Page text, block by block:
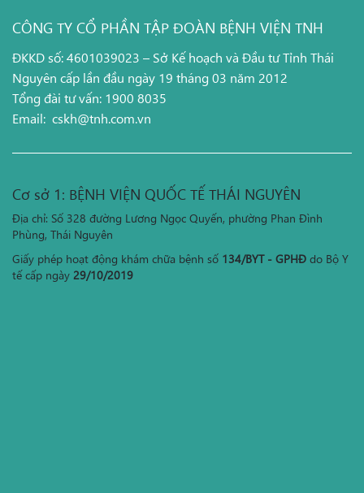
CÔNG TY CỔ PHẦN TẬP ĐOÀN BỆNH VIỆN TNH
ĐKKD số: 4601039023 – Sở Kế hoạch và Đầu tư Tỉnh Thái
Nguyên cấp lần đầu ngày 19 tháng 03 năm 2012
Tổng đài tư vấn: 1900 8035
Email: cskh@tnh.com.vn
Cơ sở 1: BỆNH VIỆN QUỐC TẾ THÁI NGUYÊN
Địa chỉ: Số 328 đường Lương Ngọc Quyến, phường Phan Đình
Phùng, Thái Nguyên
Giấy phép hoạt động khám chữa bệnh số 134/BYT - GPHĐ do Bộ Y
tế cấp ngày 29/10/2019